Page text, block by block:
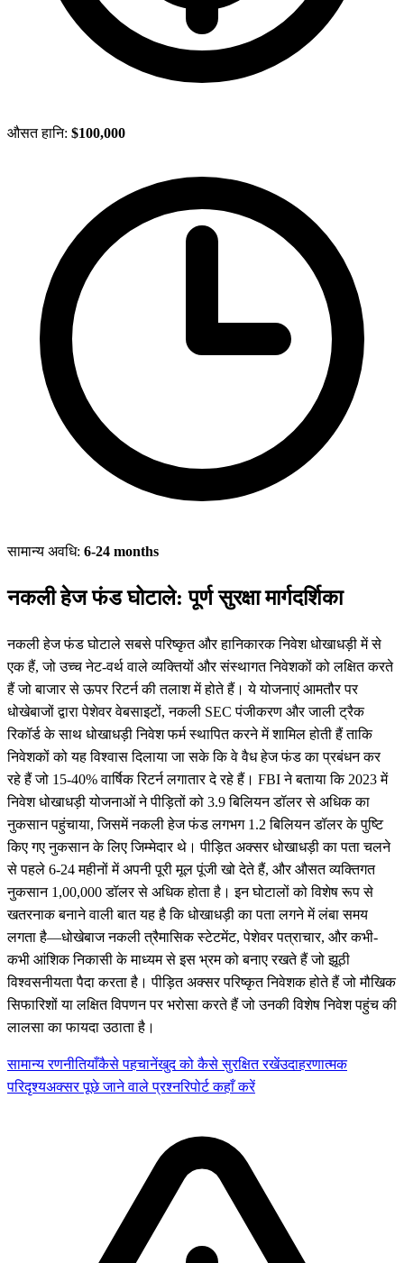
औसत हानि: $100,000
सामान्य अवधि: 6-24 months
नकली हेज फंड घोटाले: पूर्ण सुरक्षा मार्गदर्शिका
नकली हेज फंड घोटाले सबसे परिष्कृत और हानिकारक निवेश धोखाधड़ी में से
एक हैं, जो उच्च नेट-वर्थ वाले व्यक्तियों और संस्थागत निवेशकों को लक्षित करते
हैं जो बाजार से ऊपर रिटर्न की तलाश में होते हैं। ये योजनाएं आमतौर पर
धोखेबाजों द्वारा पेशेवर वेबसाइटों, नकली SEC पंजीकरण और जाली ट्रैक
रिकॉर्ड के साथ धोखाधड़ी निवेश फर्म स्थापित करने में शामिल होती हैं ताकि
निवेशकों को यह विश्वास दिलाया जा सके कि वे वैध हेज फंड का प्रबंधन कर
रहे हैं जो 15-40% वार्षिक रिटर्न लगातार दे रहे हैं। FBI ने बताया कि 2023 में
निवेश धोखाधड़ी योजनाओं ने पीड़ितों को 3.9 बिलियन डॉलर से अधिक का
नुकसान पहुंचाया, जिसमें नकली हेज फंड लगभग 1.2 बिलियन डॉलर के पुष्टि
किए गए नुकसान के लिए जिम्मेदार थे। पीड़ित अक्सर धोखाधड़ी का पता चलने
से पहले 6-24 महीनों में अपनी पूरी मूल पूंजी खो देते हैं, और औसत व्यक्तिगत
नुकसान 1,00,000 डॉलर से अधिक होता है। इन घोटालों को विशेष रूप से
खतरनाक बनाने वाली बात यह है कि धोखाधड़ी का पता लगने में लंबा समय
लगता है—धोखेबाज नकली त्रैमासिक स्टेटमेंट, पेशेवर पत्राचार, और कभी-
कभी आंशिक निकासी के माध्यम से इस भ्रम को बनाए रखते हैं जो झूठी
विश्वसनीयता पैदा करता है। पीड़ित अक्सर परिष्कृत निवेशक होते हैं जो मौखिक
सिफारिशों या लक्षित विपणन पर भरोसा करते हैं जो उनकी विशेष निवेश पहुंच की
लालसा का फायदा उठाता है।
सामान्य रणनीतियाँकैसे पहचानेंखुद को कैसे सुरक्षित रखेंउदाहरणात्मक
परिदृश्यअक्सर पूछे जाने वाले प्रश्नरिपोर्ट कहाँ करें